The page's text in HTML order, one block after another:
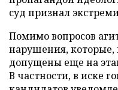
суд признал
Помимо вопросов
нарушения,
допущены еще на
В частности, в иске